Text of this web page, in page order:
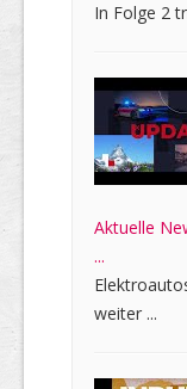
In Folge 2
Aktuelle
...
weiter ...